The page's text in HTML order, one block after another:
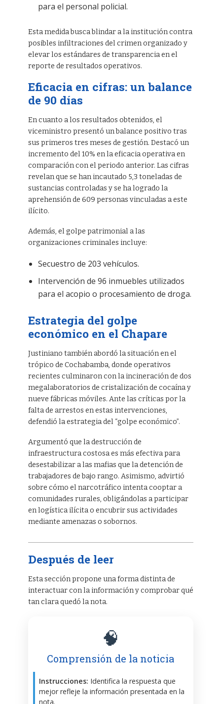
para el personal policial.
Esta medida busca blindar a la institución contra
posibles infiltraciones del crimen organizado y
elevar los estándares de transparencia en el
reporte de resultados operativos.
Eficacia en cifras: un balance
de 90 días
En cuanto a los resultados obtenidos, el
viceministro presentó un balance positivo tras
sus primeros tres meses de gestión. Destacó un
incremento del 10% en la eficacia operativa en
comparación con el periodo anterior. Las cifras
revelan que se han incautado 5,3 toneladas de
sustancias controladas y se ha logrado la
aprehensión de 609 personas vinculadas a este
ilícito.
Además, el golpe patrimonial a las
organizaciones criminales incluye:
Secuestro de 203 vehículos.
Intervención de 96 inmuebles utilizados
para el acopio o procesamiento de droga.
Estrategia del golpe
económico en el Chapare
Justiniano también abordó la situación en el
trópico de Cochabamba, donde operativos
recientes culminaron con la incineración de dos
megalaboratorios de cristalización de cocaína y
nueve fábricas móviles. Ante las críticas por la
falta de arrestos en estas intervenciones,
defendió la estrategia del “golpe económico”.
Argumentó que la destrucción de
infraestructura costosa es más efectiva para
desestabilizar a las mafias que la detención de
trabajadores de bajo rango. Asimismo, advirtió
sobre cómo el narcotráfico intenta cooptar a
comunidades rurales, obligándolas a participar
en logística ilícita o encubrir sus actividades
mediante amenazas o sobornos.
Después de leer
Esta sección propone una forma distinta de
interactuar con la información y comprobar qué
tan clara quedó la nota.
🧠
Comprensión de la noticia
Instrucciones: Identifica la respuesta que
mejor refleje la información presentada en la
nota.